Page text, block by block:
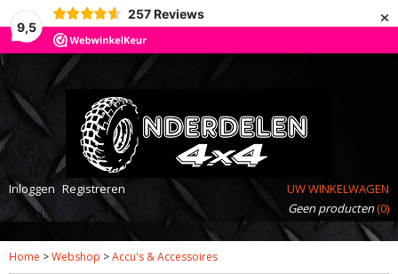
9,5
257 Reviews ×
Inloggen Registreren
UW WINKELWAGEN
Geen producten(0)
Home >Webshop >Accu's & Accessoires